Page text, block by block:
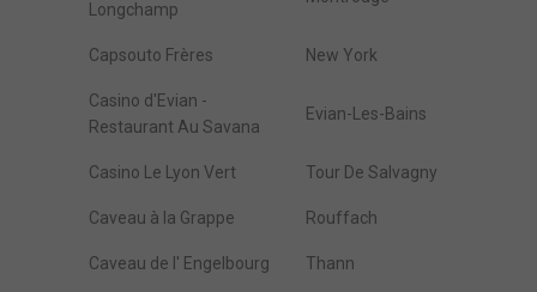
Longchamp
Capsouto Frères New York
Casino d'Evian -
Restaurant Au Savana
Evian-Les-Bains
Casino Le Lyon Vert Tour De Salvagny
Caveau à la Grappe Rouffach
Caveau de l' Engelbourg Thann